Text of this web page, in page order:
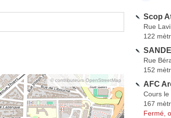
© contributeurs OpenStreetMap
Scop
Rue
122
Rue
152
AFC
Cours le
167
Fermé,